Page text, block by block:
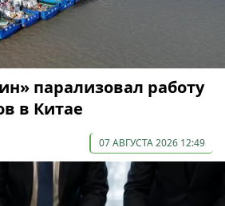
парализовал работу
в Китае
07 АВГУСТА 2026 12:49